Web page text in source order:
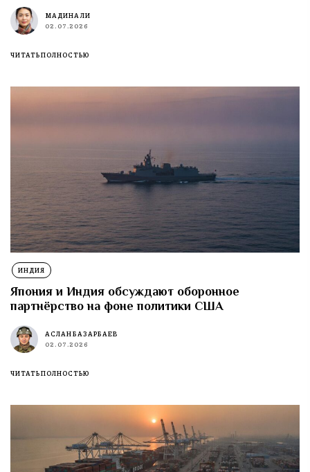
МАДИНА ЛИ
02.07.2026
ЧИТАТЬ ПОЛНОСТЬЮ
ИНДИЯ
Япония и Индия обсуждают оборонное
партнёрство на фоне политики США
АСЛАН БАЗАРБАЕВ
02.07.2026
ЧИТАТЬ ПОЛНОСТЬЮ